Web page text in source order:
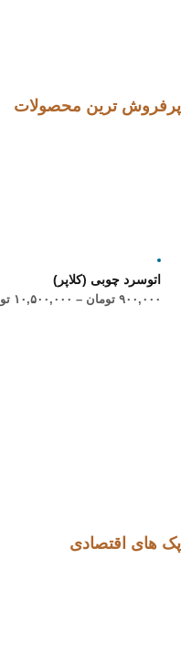
پرفروش ترین محصولات
اتوسرد چوبی (کلاپر)
۹۰۰,۰۰۰ تومان – ۱۰,۵۰۰,۰۰۰
پک های اقتصادی